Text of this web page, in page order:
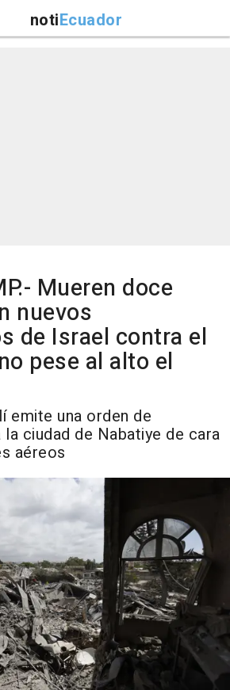
notiEcuador
Mueren doce
nuevos
de Israel contra el
pese al alto el
emite una orden de
ciudad de Nabatiye de cara
aéreos